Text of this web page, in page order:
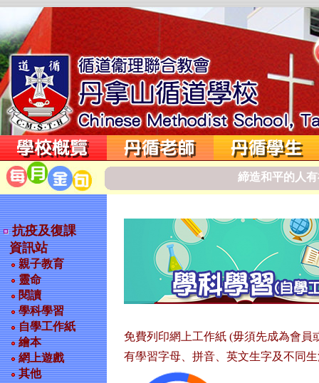
締造和平的 人有
抗疫及復課
資訊站
親子教育
靈命
閱讀
學科學習
自學工作紙
繪本
網上遊戲
其他
免費列印網上工作紙 (毋須先成為會員
有學習字母、拼音、英文生字及不同